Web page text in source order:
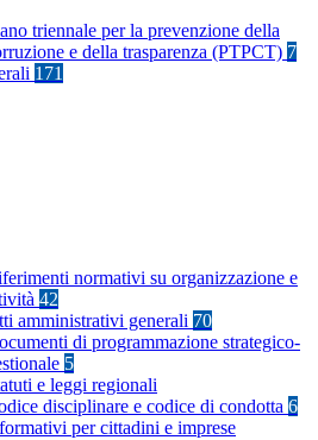
triennale per la prevenzione della
e della trasparenza (PTPCT) 7
171
normativi su organizzazione e
42
amministrativi generali 70
di programmazione strategico-
5
e leggi regionali
disciplinare e codice di condotta 6
per cittadini e imprese